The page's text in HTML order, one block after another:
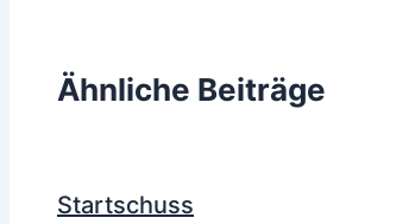
Ähnliche Beiträge
Startschuss